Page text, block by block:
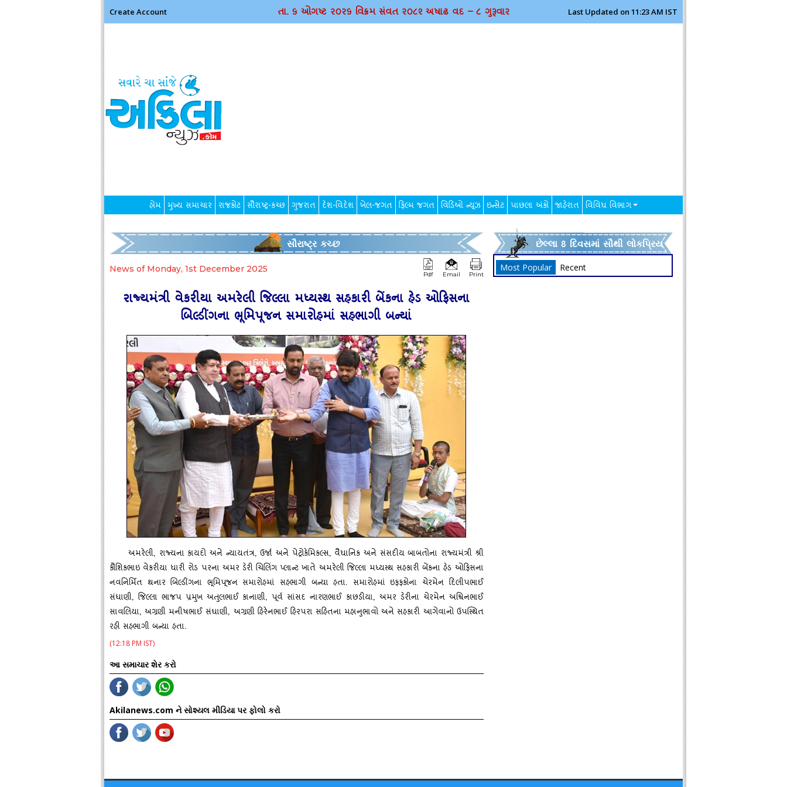
Create Account તા. ૬ ઓગષ્ટ ર૦ર૬ વિક્રમ સંવત ર૦૮૨ અષાઢ વદ – ૮ ગુરૂવાર Last Updated on 11:23 AM IST
હોમ મુખ્ય સમાચાર રાજકોટ સૌરાષ્ટ્ર-કચ્છ ગુજરાત દેશ-વિદેશ ખેલ-જગત ફિલ્મ જગત વિડિઓ ન્યૂઝ ઇન્સેટ પાછલા અંકો જાહેરાત વિવિધ વિભાગ
સૌરાષ્ટ્ર કચ્છ
News of Monday, 1st December 2025
Pdf Email Print
રાજ્‍યમંત્રી વેકરીયા અમરેલી જિલ્લા મધ્‍યસ્‍થ સહકારી બેંકના હેડ ઓફિસના
બિલ્‍ડીંગના ભૂમિપૂજન સમારોહમાં સહભાગી બન્‍યાં
અમરેલી, રાજ્‍યના કાયદો અને ન્‍યાયતંત્ર, ઉર્જા અને પેટ્રોકેમિકલ્‍સ, વૈધાનિક અને સંસદીય બાબતોના રાજ્‍યમંત્રી શ્રી
કૌશિકભાઇ વેકરીયા ધારી રોડ પરના અમર ડેરી ચિલિંગ પ્‍લાન્‍ટ ખાતે અમરેલી જિલ્લા મધ્‍યસ્‍થ સહકારી બેંકના હેડ ઓફિસના
નવનિર્મિત થનાર બિલ્‍ડીંગના ભૂમિપૂજન સમારોહમાં સહભાગી બન્‍યા હતા. સમારોહમાં ઇફફકોના ચેરમેન દિલીપભાઈ
સંઘાણી, જિલ્લા ભાજપ પ્રમુખ અતુલભાઈ કાનાણી, પૂર્વ સાંસદ નારણભાઈ કાછડીયા, અમર ડેરીના ચેરમેન અશ્વિનભાઈ
સાવલિયા, અગ્રણી મનીષભાઈ સંઘાણી, અગ્રણી હિરેનભાઈ હિરપરા સહિતના મહાનુભાવો અને સહકારી આગેવાનો ઉપસ્‍થિત
રહી સહભાગી બન્‍યા હતા.
(12:18 PM IST)
આ સમાચાર શેર કરો
Akilanews.com ને સોશ્યલ મીડિયા પર ફોલો કરો
છેલ્લા 8 દિવસમાં સૌથી લોકપ્રિય
Most Popular Recent